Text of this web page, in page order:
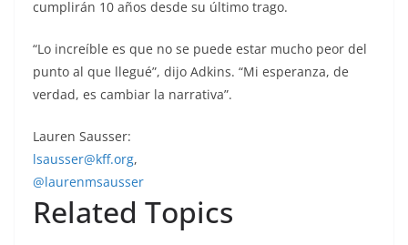
cumplirán 10 años desde su último trago.
“Lo increíble es que no se puede estar mucho peor del
punto al que llegué”, dijo Adkins. “Mi esperanza, de
verdad, es cambiar la narrativa”.
Lauren Sausser:
lsausser@kff.org,
@laurenmsausser
Related Topics